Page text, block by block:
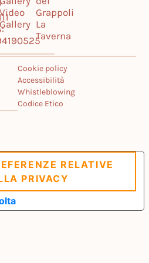
Grappoli
La
Taverna
Cookie policy
Accessibilità
Whistleblowing
Codice Etico
RELATIVE
PRIVACY